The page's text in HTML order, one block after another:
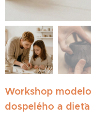
Workshop
dospelého a